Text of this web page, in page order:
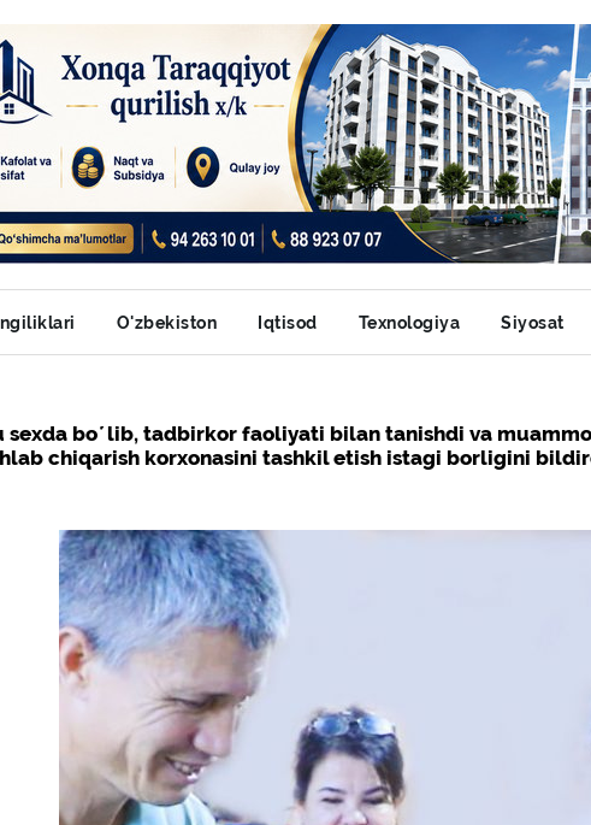
O'zbekiston Iqtisod Texnologiya Siyosat
sexda boʼlib, tadbirkor faoliyati bilan tanishdi va
chiqarish korxonasini tashkil etish istagi borligini